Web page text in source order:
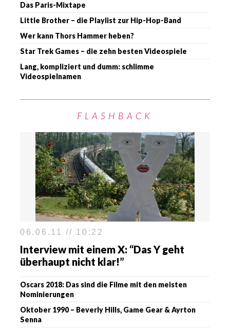
Das Paris-Mixtape
Little Brother – die Playlist zur Hip-Hop-Band
Wer kann Thors Hammer heben?
Star Trek Games – die zehn besten Videospiele
Lang, kompliziert und dumm: schlimme
Videospielnamen
FLASHBACK
06.06.11 // 10:22
Interview mit einem X: “Das Y geht
überhaupt nicht klar!”
Oscars 2018: Das sind die Filme mit den meisten
Nominierungen
Oktober 1990 – Beverly Hills, Game Gear & Ayrton
Senna